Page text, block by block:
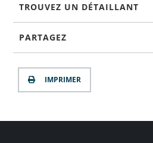
TROUVEZ UN DÉTAILLANT
PARTAGEZ
IMPRIMER